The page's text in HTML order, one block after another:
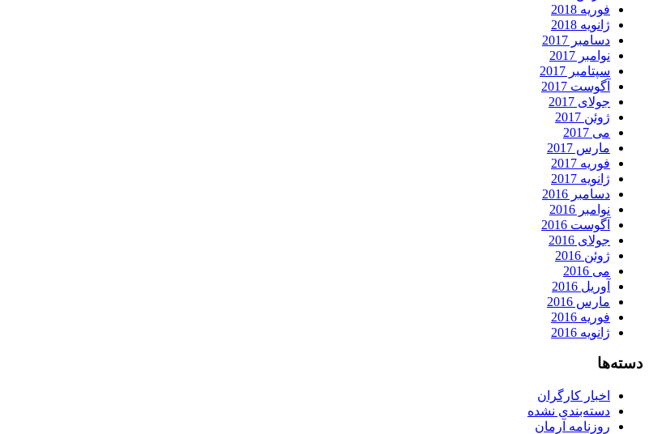
فوریه 2018
ژانویه 2018
دسامبر 2017
نوامبر 2017
سپتامبر 2017
آگوست 2017
جولای 2017
ژوئن 2017
می 2017
مارس 2017
فوریه 2017
ژانویه 2017
دسامبر 2016
نوامبر 2016
آگوست 2016
جولای 2016
ژوئن 2016
می 2016
آوریل 2016
مارس 2016
فوریه 2016
ژانویه 2016
دسته‌ها
اخبار کارگران
دسته‌بندی نشده
روزنامه آرمان